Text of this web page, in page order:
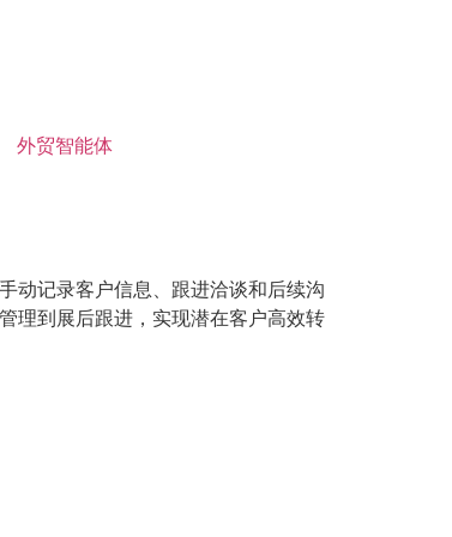
外贸智能体
动记录客户信息、跟进洽谈和后续沟
理到展后跟进，实现潜在客户高效转